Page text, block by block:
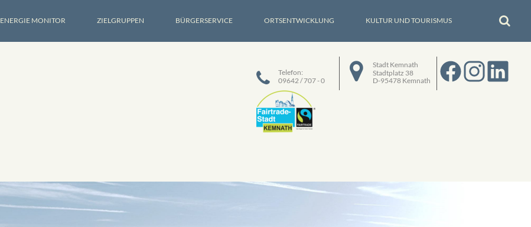
ENERGIE MONITOR ZIELGRUPPEN BÜRGERSERVICE ORTSENTWICKLUNG KULTUR UND TOURISMUS
Telefon:
09642 / 707 - 0
Stadt Kemnath
Stadtplatz 38
D-95478 Kemnath